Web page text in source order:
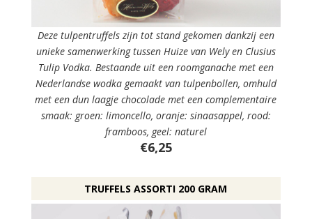
Deze tulpentruffels zijn tot stand gekomen dankzij een
unieke samenwerking tussen Huize van Wely en Clusius
Tulip Vodka. Bestaande uit een roomganache met een
Nederlandse wodka gemaakt van tulpenbollen, omhuld
met een dun laagje chocolade met een complementaire
smaak: groen: limoncello, oranje: sinaasappel, rood:
framboos, geel: naturel
€6,25
TRUFFELS ASSORTI 200 GRAM